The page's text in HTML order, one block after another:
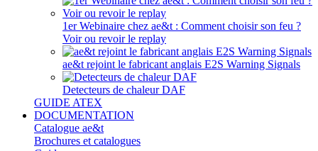
1er Webinaire chez ae&t : Comment choisir son feu ?
Voir ou revoir le replay
ae&t rejoint le fabricant anglais E2S Warning Signals
Detecteurs de chaleur DAF
GUIDE ATEX
DOCUMENTATION
Catalogue ae&t
Brochures et catalogues